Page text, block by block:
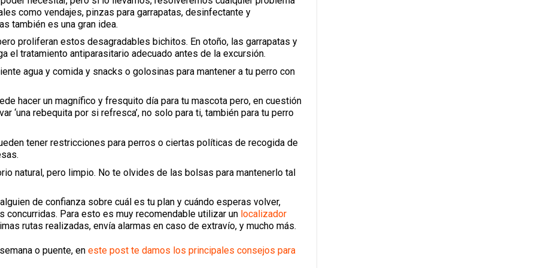
como vendajes, pinzas para garrapatas, desinfectante y
también es una gran idea.
proliferan estos desagradables bichitos. En otoño, las garrapatas y
el tratamiento antiparasitario adecuado antes de la excursión.
agua y comida y snacks o golosinas para mantener a tu perro con
hacer un magnífico y fresquito día para tu mascota pero, en cuestión
‘una rebequita por si refresca’, no solo para ti, también para tu perro
tener restricciones para perros o ciertas políticas de recogida de
natural, pero limpio. No te olvides de las bolsas para mantenerlo tal
de confianza sobre cuál es tu plan y cuándo esperas volver,
concurridas. Para esto es muy recomendable utilizar un localizador
rutas realizadas, envía alarmas en caso de extravío, y mucho más.
o puente, en este post te damos los principales consejos para